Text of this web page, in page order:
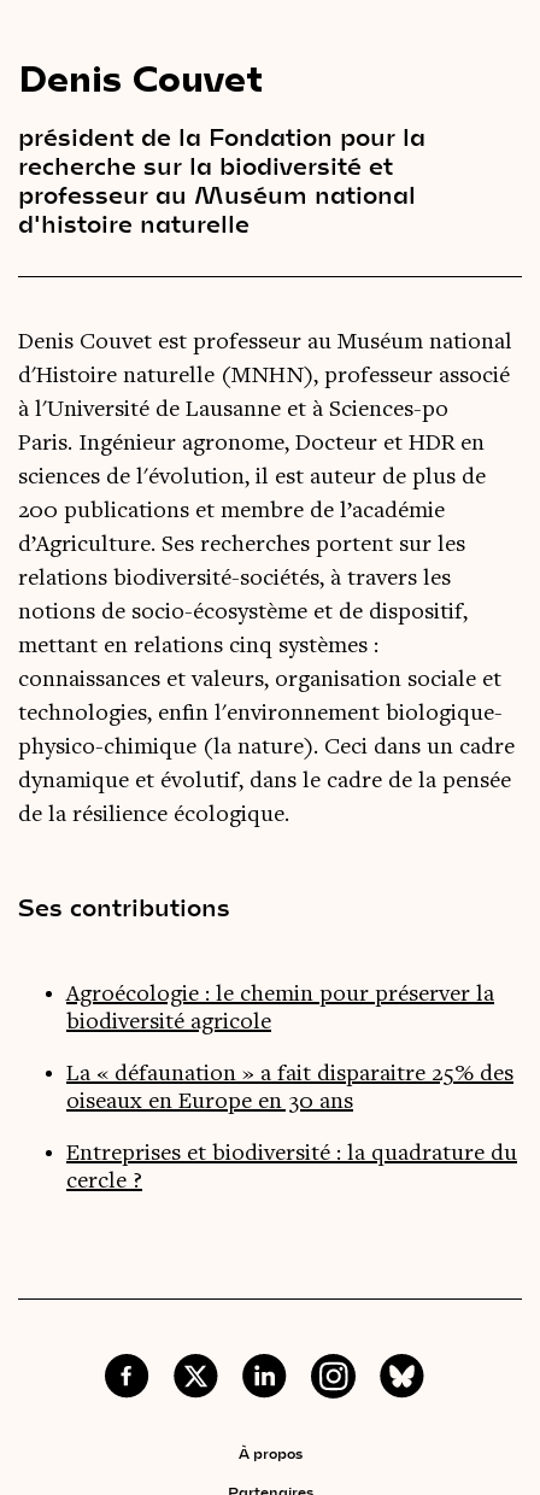
Denis Couvet
président de la Fondation pour la
recherche sur la biodiversité et
professeur au Muséum national
d'histoire naturelle
Denis Couvet est professeur au Muséum national
d'Histoire naturelle (MNHN), professeur associé
à l'Université de Lausanne et à Sciences-po
Paris. Ingénieur agronome, Docteur et HDR en
sciences de l'évolution, il est auteur de plus de
200 publications et membre de l’académie
d’Agriculture. Ses recherches portent sur les
relations biodiversité-sociétés, à travers les
notions de socio-écosystème et de dispositif,
mettant en relations cinq systèmes :
connaissances et valeurs, organisation sociale et
technologies, enfin l'environnement biologique-
physico-chimique (la nature). Ceci dans un cadre
dynamique et évolutif, dans le cadre de la pensée
de la résilience écologique.
Ses contributions
Agroécologie : le chemin pour préserver la
biodiversité agricole
La « défaunation » a fait disparaitre 25% des
oiseaux en Europe en 30 ans
Entreprises et biodiversité : la quadrature du
cercle ?
À propos
Partenaires